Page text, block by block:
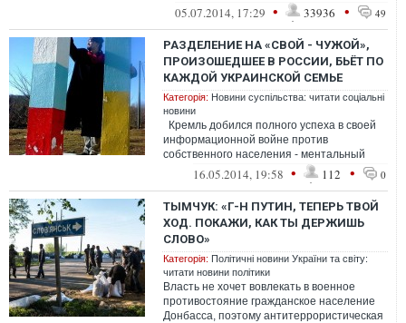
женой, и сказал, что вой...
05.07.2014, 17:29 • 33936 • 49
РАЗДЕЛЕНИЕ НА «СВОЙ - ЧУЖОЙ»,
ПРОИЗОШЕДШЕЕ В РОССИИ, БЬЁТ ПО
КАЖДОЙ УКРАИНСКОЙ СЕМЬЕ
Категорія: Новини суспільства: читати соціальні
новини
Кремль добился полного успеха в своей
информационной войне против
собственного населения - ментальный
разрыв между украинцами и русскими
16.05.2014, 19:58 • 112 • 0
ТЫМЧУК: «Г-Н ПУТИН, ТЕПЕРЬ ТВОЙ
ХОД. ПОКАЖИ, КАК ТЫ ДЕРЖИШЬ
СЛОВО»
Категорія: Політичні новини України та світу:
читати новини політики
Власть не хочет вовлекать в военное
противостояние гражданское население
Донбасса, поэтому антитеррористическая